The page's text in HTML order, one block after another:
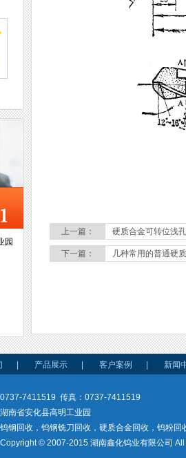
园
上一篇： 硬质合金可转位浅
下一篇： 几种常用的普通硬
产品展示 客户案例 新闻
7411519 传真：0737-7411519
省安化县高明工业园
钢回收，钨钢铣刀回收，硬质合金回收，钨粉回
© 2007-2015 湖南鑫化钨业有限公司